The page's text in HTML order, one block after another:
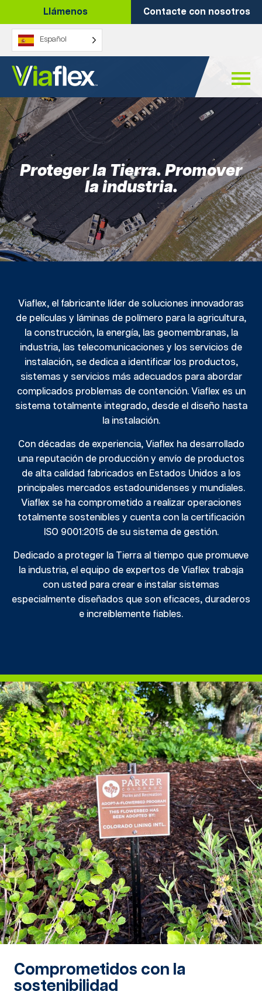
contenido
Llámenos Contacte con nosotros
Español
Proteger la Tierra. Promover
la industria.
Viaflex, el fabricante líder de soluciones innovadoras
de películas y láminas de polímero para la agricultura,
la construcción, la energía, las geomembranas, la
industria, las telecomunicaciones y los servicios de
instalación, se dedica a identificar los productos,
sistemas y servicios más adecuados para abordar
complicados problemas de contención. Viaflex es un
sistema totalmente integrado, desde el diseño hasta
la instalación.
Con décadas de experiencia, Viaflex ha desarrollado
una reputación de producción y envío de productos
de alta calidad fabricados en Estados Unidos a los
principales mercados estadounidenses y mundiales.
Viaflex se ha comprometido a realizar operaciones
totalmente sostenibles y cuenta con la certificación
ISO 9001:2015 de su sistema de gestión.
Dedicado a proteger la Tierra al tiempo que promueve
la industria, el equipo de expertos de Viaflex trabaja
con usted para crear e instalar sistemas
especialmente diseñados que son eficaces, duraderos
e increíblemente fiables.
Comprometidos con la
sostenibilidad